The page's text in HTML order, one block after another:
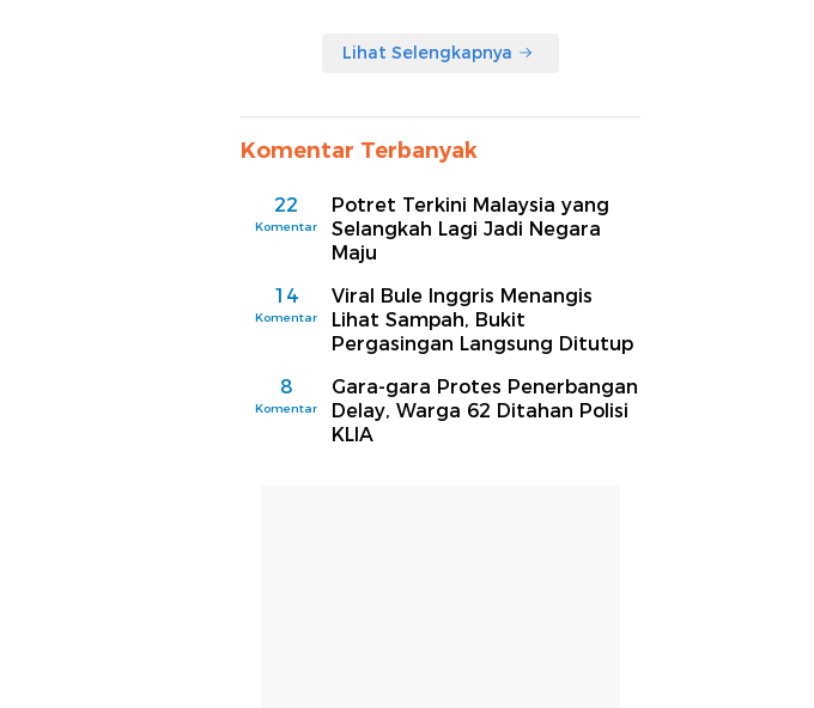
Lihat Selengkapnya
Komentar Terbanyak
22
Komentar
Potret Terkini Malaysia yang
Selangkah Lagi Jadi Negara
Maju
14
Komentar
Viral Bule Inggris Menangis
Lihat Sampah, Bukit
Pergasingan Langsung Ditutup
8
Komentar
Gara-gara Protes Penerbangan
Delay, Warga 62 Ditahan Polisi
KLIA